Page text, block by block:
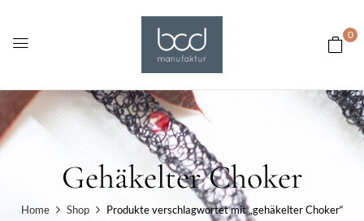
0
Gehäkelter Choker
Home Shop Produkte verschlagwortet mit „gehäkelter Choker“